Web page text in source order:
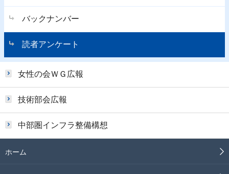
バックナンバー
読者アンケート
女性の会ＷＧ広報
技術部会広報
中部圏インフラ整備構想
ホーム